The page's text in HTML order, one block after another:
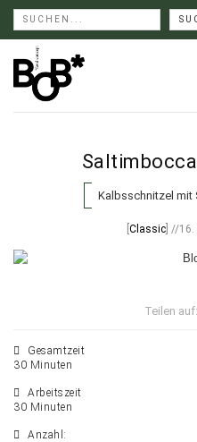
Kalbsschnitzel mit
Classic ] //
Teilen auf:
Gesamtzeit
30 Minuten
Arbeitszeit
30 Minuten
Anzahl: